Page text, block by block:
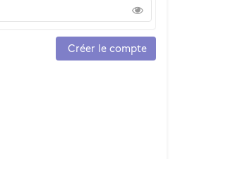
Créer le compte